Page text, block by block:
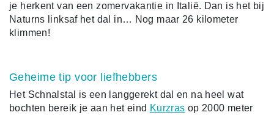
je herkent van een zomervakantie in Italië. Dan is het bij
Naturns linksaf het dal in… Nog maar 26 kilometer
klimmen!
Geheime tip voor liefhebbers
Het Schnalstal is een langgerekt dal en na heel wat
bochten bereik je aan het eind Kurzras op 2000 meter